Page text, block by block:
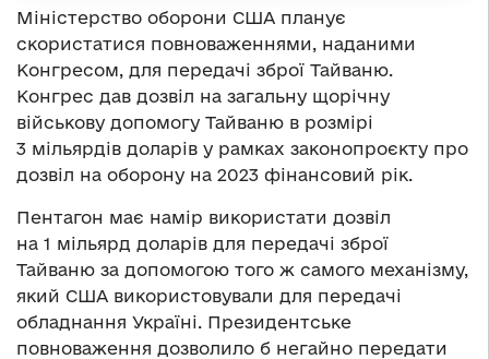
Міністерство оборони США планує
скористатися повноваженнями, наданими
Конгресом, для передачі зброї Тайваню.
Конгрес дав дозвіл на загальну щорічну
військову допомогу Тайваню в розмірі
3 мільярдів доларів у рамках законопроєкту про
дозвіл на оборону на 2023 фінансовий рік.
Пентагон має намір використати дозвіл
на 1 мільярд доларів для передачі зброї
Тайваню за допомогою того ж самого механізму,
який США використовували для передачі
обладнання Україні. Президентське
повноваження дозволило б негайно передати